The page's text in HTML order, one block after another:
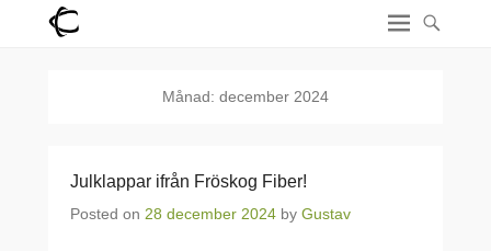
Månad: december 2024
Julklappar ifrån Fröskog Fiber!
Posted on 28 december 2024 by Gustav